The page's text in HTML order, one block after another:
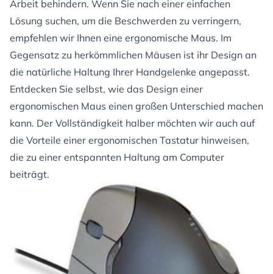
Arbeit behindern. Wenn Sie nach einer einfachen
Lösung suchen, um die Beschwerden zu verringern,
empfehlen wir Ihnen eine ergonomische Maus. Im
Gegensatz zu herkömmlichen Mäusen ist ihr Design an
die natürliche Haltung Ihrer Handgelenke angepasst.
Entdecken Sie selbst, wie das Design einer
ergonomischen Maus einen großen Unterschied machen
kann. Der Vollständigkeit halber möchten wir auch auf
die Vorteile einer ergonomischen Tastatur hinweisen,
die zu einer entspannten Haltung am Computer
beiträgt.